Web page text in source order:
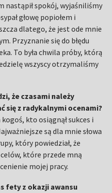
nastąpił spokój, wyjaśniliśmy
głowę popiołem i
dlatego, że jest ode mnie
Przyznanie się do błędu
To była chwila próby, którą
wszyscy otrzymaliśmy
że czasami należy
się z radykalnymi ocenami?
kto osiągnął sukces i
są dla mnie słowa
który powiedział, że
które przede mną
mojej pracy.
fety z okazji awansu